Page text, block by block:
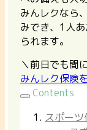
みんレクなら
みでき、1人
られます。
＼前日でも間
みんレク保険
Contents
スポーツ